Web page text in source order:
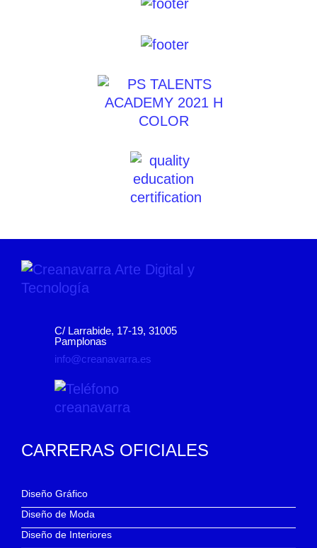
C/ Larrabide, 17-19, 31005
Pamplonas
info@creanavarra.es
CARRERAS OFICIALES
Diseño Gráfico
Diseño de Moda
Diseño de Interiores